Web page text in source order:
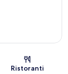
Ristoranti